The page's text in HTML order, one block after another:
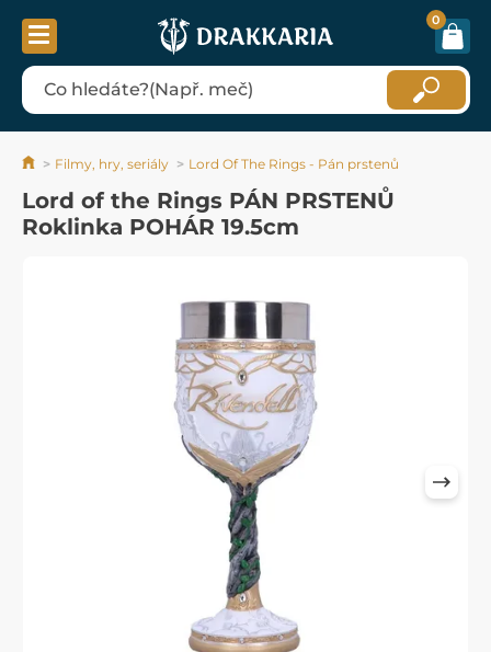
0
Filmy, hry, seriály Lord Of The Rings - Pán prstenů
Lord of the Rings PÁN PRSTENŮ
Roklinka POHÁR 19.5cm